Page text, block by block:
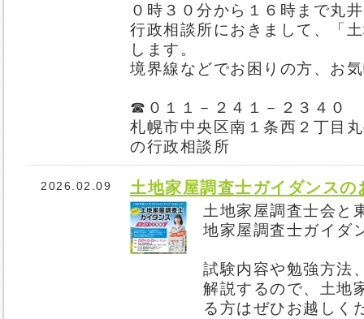
０時３０分から１６時まで丸
行政相談所におきまして、「
します。
境界線などでお困りの方、お
☎０１１－２４１－２３４０
札幌市中央区南１条西２丁目
の行政相談所
2026.02.09 土地家屋調査士ガイダンスの
土地家屋調査士会と
地家屋調査士ガイダ
試験内容や勉強方法
解説するので、土地
る方はぜひお越しく